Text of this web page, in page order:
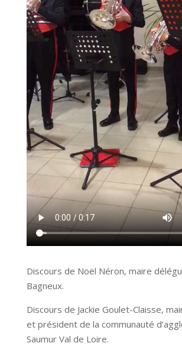
Discours de Noël Néron, maire
Bagneux.
Discours de Jackie Goulet-Claisse,
et président de la communauté
Saumur Val de Loire.